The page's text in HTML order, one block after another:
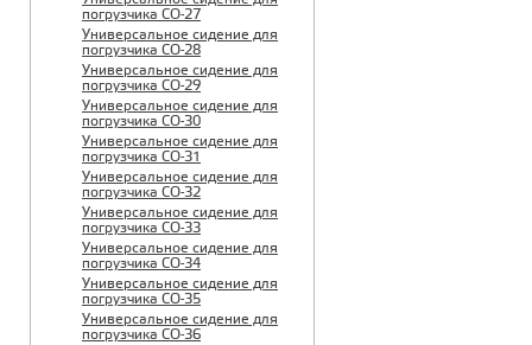
погрузчика CO-27
Универсальное сидение для
погрузчика CO-28
Универсальное сидение для
погрузчика CO-29
Универсальное сидение для
погрузчика CO-30
Универсальное сидение для
погрузчика CO-31
Универсальное сидение для
погрузчика CO-32
Универсальное сидение для
погрузчика CO-33
Универсальное сидение для
погрузчика CO-34
Универсальное сидение для
погрузчика CO-35
Универсальное сидение для
погрузчика CO-36